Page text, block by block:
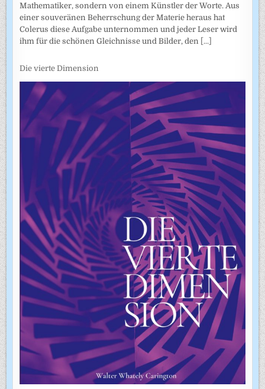
Mathematiker, sondern von einem Künstler der Worte. Aus
einer souveränen Beherrschung der Materie heraus hat
Colerus diese Aufgabe unternommen und jeder Leser wird
ihm für die schönen Gleichnisse und Bilder, den [...]
Die vierte Dimension